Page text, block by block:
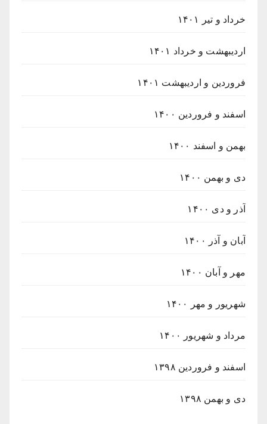
خرداد و تیر ۱۴۰۱
اردیبهشت و خرداد ۱۴۰۱
فروردین و اردیبهشت ۱۴۰۱
اسفند و فروردین ۱۴۰۰
بهمن و اسفند ۱۴۰۰
دی و بهمن ۱۴۰۰
آذر و دی ۱۴۰۰
آبان و آذر ۱۴۰۰
مهر و آبان ۱۴۰۰
شهریور و مهر ۱۴۰۰
مرداد و شهریور ۱۴۰۰
اسفند و فروردین ۱۳۹۸
دی و بهمن ۱۳۹۸